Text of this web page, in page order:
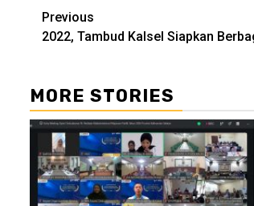
Continue
Reading
Previous
2022, Tambud Kalsel Siapkan
MORE STORIES